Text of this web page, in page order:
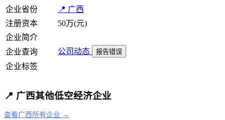
企业省份
📍 广西
注册资本
50万(元)
企业简介
企业查询
公司动态 报告错误
企业标签
📍 广西其他低空经济企业
查看广西所有企业 →